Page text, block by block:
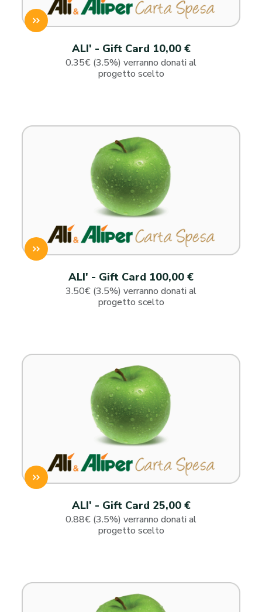
ALI' - Gift Card 10,00 €
0.35€ (3.5%) verranno donati al
progetto scelto
ALI' - Gift Card 100,00 €
3.50€ (3.5%) verranno donati al
progetto scelto
ALI' - Gift Card 25,00 €
0.88€ (3.5%) verranno donati al
progetto scelto